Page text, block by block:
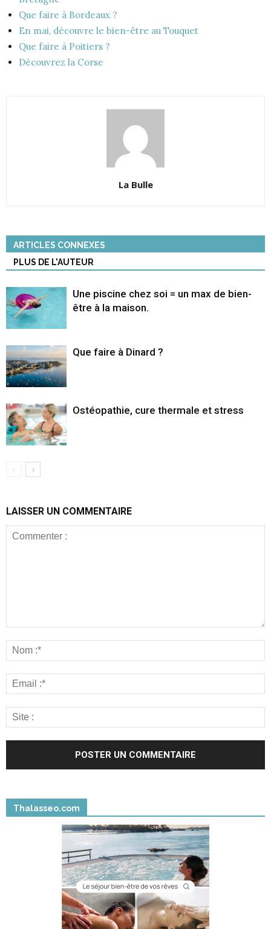
Que faire à Bordeaux ?
En mai, découvre le bien-être au Touquet
Que faire à Poitiers ?
Découvrez la Corse
La Bulle
ARTICLES CONNEXES
PLUS DE L'AUTEUR
Une piscine chez soi = un max de bien-
être à la maison.
Que faire à Dinard ?
Ostéopathie, cure thermale et stress
LAISSER UN COMMENTAIRE
Thalasseo.com